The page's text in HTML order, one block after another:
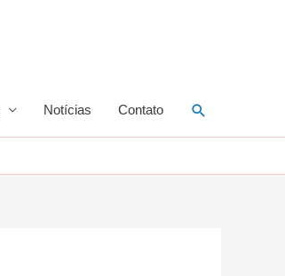
Notícias Contato Pesquisar